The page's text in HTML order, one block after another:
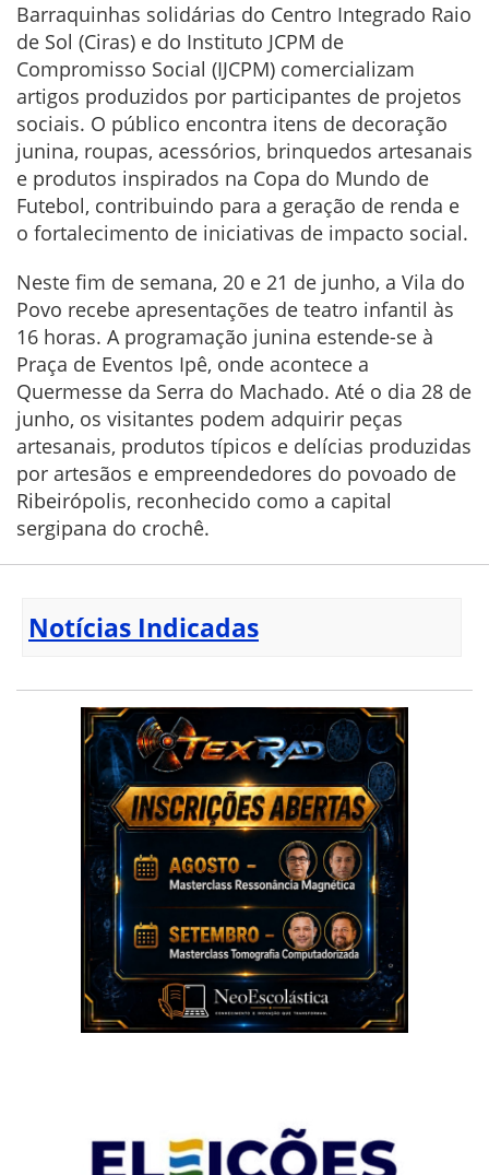
Barraquinhas solidárias do Centro Integrado Raio
de Sol (Ciras) e do Instituto JCPM de
Compromisso Social (IJCPM) comercializam
artigos produzidos por participantes de projetos
sociais. O público encontra itens de decoração
junina, roupas, acessórios, brinquedos artesanais
e produtos inspirados na Copa do Mundo de
Futebol, contribuindo para a geração de renda e
o fortalecimento de iniciativas de impacto social.
Neste fim de semana, 20 e 21 de junho, a Vila do
Povo recebe apresentações de teatro infantil às
16 horas. A programação junina estende-se à
Praça de Eventos Ipê, onde acontece a
Quermesse da Serra do Machado. Até o dia 28 de
junho, os visitantes podem adquirir peças
artesanais, produtos típicos e delícias produzidas
por artesãos e empreendedores do povoado de
Ribeirópolis, reconhecido como a capital
sergipana do crochê.
Notícias Indicadas